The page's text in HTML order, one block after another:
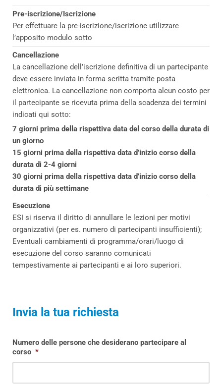
Pre-iscrizione/Iscrizione
Per effettuare la pre-iscrizione/iscrizione utilizzare
l’apposito modulo sotto
Cancellazione
La cancellazione dell’iscrizione definitiva di un partecipante
deve essere inviata in forma scritta tramite posta
elettronica. La cancellazione non comporta alcun costo per
il partecipante se ricevuta prima della scadenza dei termini
indicati qui sotto:
7 giorni prima della rispettiva data del corso della durata di
un giorno
15 giorni prima della rispettiva data d’inizio corso della
durata di 2-4 giorni
30 giorni prima della rispettiva data d’inizio corso della
durata di più settimane
Esecuzione
ESI si riserva il diritto di annullare le lezioni per motivi
organizzativi (per es. numero di partecipanti insufficienti);
Eventuali cambiamenti di programma/orari/luogo di
esecuzione del corso saranno comunicati
tempestivamente ai partecipanti e ai loro superiori.
Invia la tua richiesta
Numero delle persone che desiderano partecipare al
corso *